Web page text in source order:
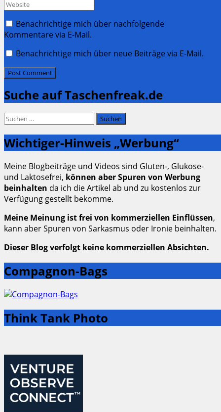
Website
Benachrichtige mich über nachfolgende
Kommentare via E-Mail.
Benachrichtige mich über neue Beiträge via E-Mail.
Suche auf Taschenfreak.de
Suchen
Wichtiger-Hinweis „Werbung“
Meine Blogbeiträge und Videos sind Gluten-, Glukose-
und Laktosefrei, können aber Spuren von Werbung
beinhalten da ich die Artikel ab und zu kostenlos zur
Verfügung gestellt bekomme.
Meine Meinung ist frei von kommerziellen Einflüssen,
kann aber Spuren von Sarkasmus oder Ironie beinhalten.
Dieser Blog verfolgt keine kommerziellen Absichten.
Compagnon-Bags
Think Tank Photo